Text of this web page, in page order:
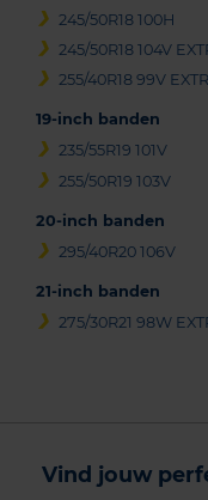
245/50R18 100H
245/50R18 104V
255/40R18 99V
19-inch banden
235/55R19 101V
255/50R19 103V
20-inch banden
295/40R20 106V
21-inch banden
275/30R21 98W
Vind jouw